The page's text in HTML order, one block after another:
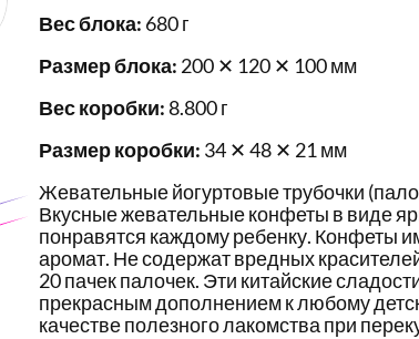
Вес блока: 680 г
Размер блока: 200 ✕ 120 ✕ 100 мм
Вес коробки:8.800 г
Размер коробки: 34 ✕ 48 ✕ 21 мм
Жевательные йогуртовые трубочки
Вкусные жевательные конфеты в виде
понравятся каждому ребенку. Конфеты
аромат. Не содержат вредных
20 пачек палочек. Эти китайские
прекрасным дополнением к любому
качестве полезного лакомства при